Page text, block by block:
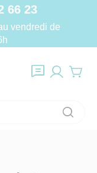
66 23
vendredi de